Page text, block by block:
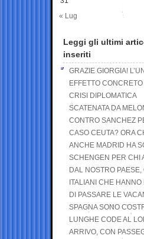
« Lug
Leggi gli ultimi
inseriti
GRAZIE GIORGIA!
EFFETTO
CRISI DIPLOMATICA
SCATENATA DA
CONTRO SANCHEZ
CASO CEUTA? ORA
ANCHE MADRID HA
SCHENGEN PER CHI
DAL NOSTRO PAESE,
ITALIANI CHE HANNO
DI PASSARE LE
SPAGNA SONO
LUNGHE CODE AL
ARRIVO, CON